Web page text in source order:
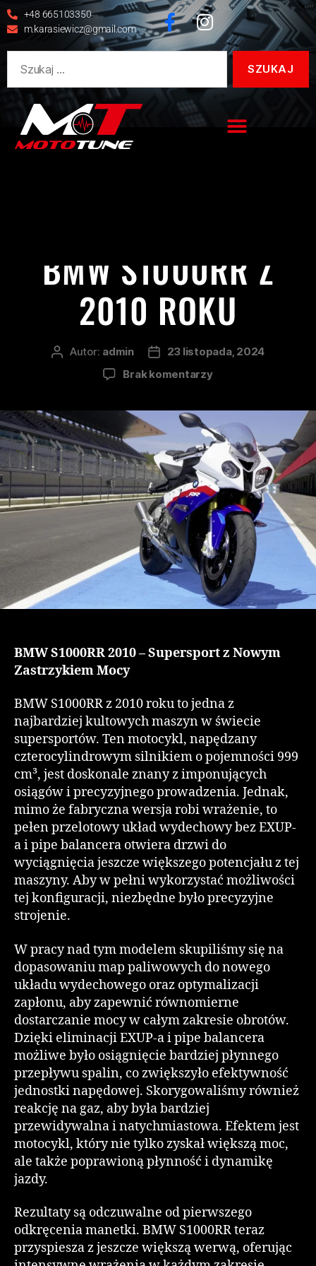
+48 665103350
m.karasiewicz@gmail.com
BMW S1000RR Z
2010 ROKU
Autor: admin
23 listopada, 2024
Brak komentarzy
BMW S1000RR 2010 – Supersport z Nowym
Zastrzykiem Mocy
BMW S1000RR z 2010 roku to jedna z
najbardziej kultowych maszyn w świecie
supersportów. Ten motocykl, napędzany
czterocylindrowym silnikiem o pojemności 999
cm³, jest doskonale znany z imponujących
osiągów i precyzyjnego prowadzenia. Jednak,
mimo że fabryczna wersja robi wrażenie, to
pełen przelotowy układ wydechowy bez EXUP-
a i pipe balancera otwiera drzwi do
wyciągnięcia jeszcze większego potencjału z tej
maszyny. Aby w pełni wykorzystać możliwości
tej konfiguracji, niezbędne było precyzyjne
strojenie.
W pracy nad tym modelem skupiliśmy się na
dopasowaniu map paliwowych do nowego
układu wydechowego oraz optymalizacji
zapłonu, aby zapewnić równomierne
dostarczanie mocy w całym zakresie obrotów.
Dzięki eliminacji EXUP-a i pipe balancera
możliwe było osiągnięcie bardziej płynnego
przepływu spalin, co zwiększyło efektywność
jednostki napędowej. Skorygowaliśmy również
reakcję na gaz, aby była bardziej
przewidywalna i natychmiastowa. Efektem jest
motocykl, który nie tylko zyskał większą moc,
ale także poprawioną płynność i dynamikę
jazdy.
Rezultaty są odczuwalne od pierwszego
odkręcenia manetki. BMW S1000RR teraz
przyspiesza z jeszcze większą werwą, oferując